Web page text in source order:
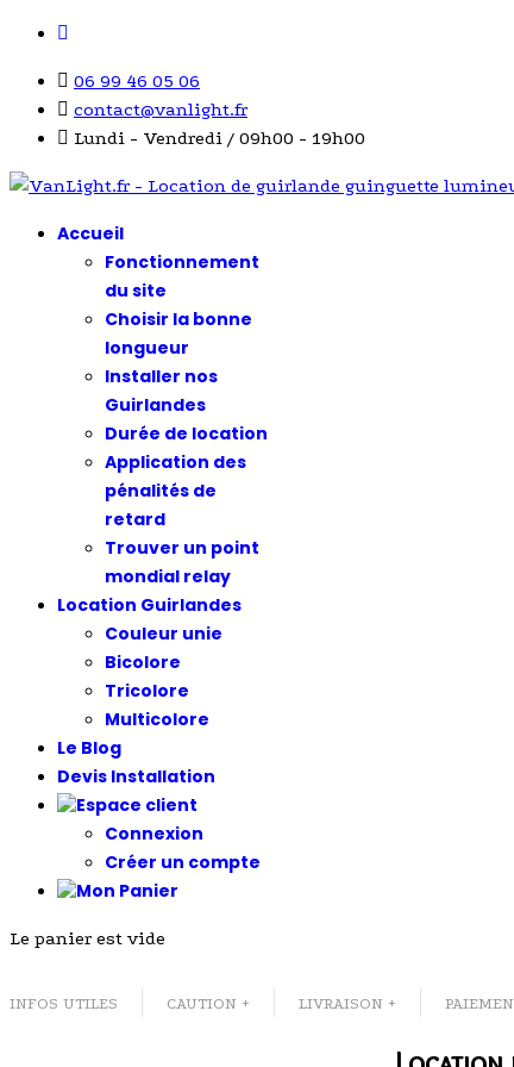
06 99 46 05 06
contact@vanlight.fr
Lundi - Vendredi / 09h00 - 19h00
Accueil
Fonctionnement
du site
Choisir la bonne
longueur
Installer nos
Guirlandes
Durée de location
Application des
pénalités de
retard
Trouver un point
mondial relay
Location Guirlandes
Couleur unie
Bicolore
Tricolore
Multicolore
Le Blog
Devis Installation
Connexion
Créer un compte
Le panier est vide
INFOS UTILES CAUTION + LIVRAISON +